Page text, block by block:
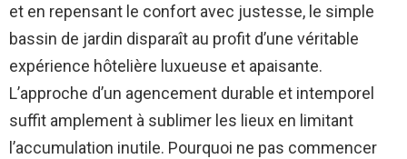
et en repensant le confort avec justesse, le simple
bassin de jardin disparaît au profit d’une véritable
expérience hôtelière luxueuse et apaisante.
L’approche d’un agencement durable et intemporel
suffit amplement à sublimer les lieux en limitant
l’accumulation inutile. Pourquoi ne pas commencer